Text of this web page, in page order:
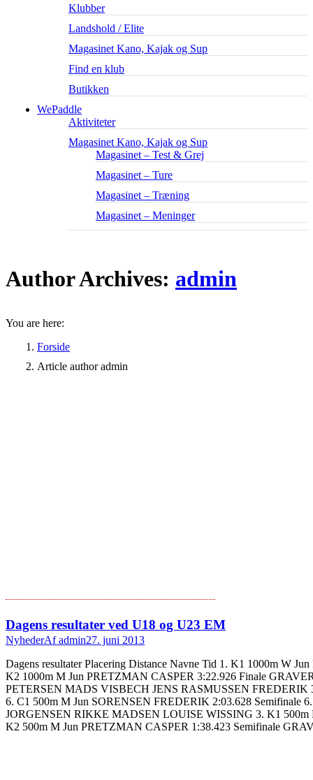
Klubber
Landshold / Elite
Magasinet Kano, Kajak og Sup
Find en klub
Butikken
WePaddle
Aktiviteter
Magasinet Kano, Kajak og Sup
Magasinet – Test & Grej
Magasinet – Ture
Magasinet – Træning
Magasinet – Meninger
Author Archives: admin
You are here:
Forside
Article author admin
Dagens resultater ved U18 og U23 EM
NyhederAfadmin27. juni 2013
Dagens resultater Placering Distance Navne Tid 1. K1 1000m W
K2 1000m M Jun PRETZMAN CASPER 3:22.926 Finale
PETERSEN MADS VISBECH JENS RASMUSSEN FREDERIK
6. C1 500m M Jun SORENSEN FREDERIK 2:03.628
JORGENSEN RIKKE MADSEN LOUISE WISSING 3. K1
K2 500m M Jun PRETZMAN CASPER 1:38.423 Semifinale